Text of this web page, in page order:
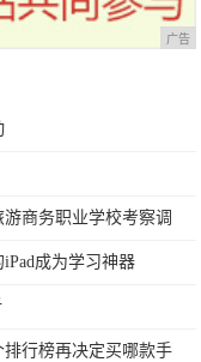
广告
商务职业学校考察调
成为学习神器
行榜再决定买哪款手